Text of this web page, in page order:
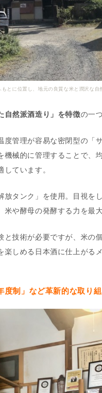
とに位置し、地元の良質な米と潤沢な自
自然派酒造り」を特徴の一
管理が容易な密閉型の「
機械的に管理することで、
ています。
放タンク」を使用。目視を
や酵母の発酵する力を最
と技術が必要ですが、米の
楽しめる日本酒に仕上がる
度制」など革新的な取り